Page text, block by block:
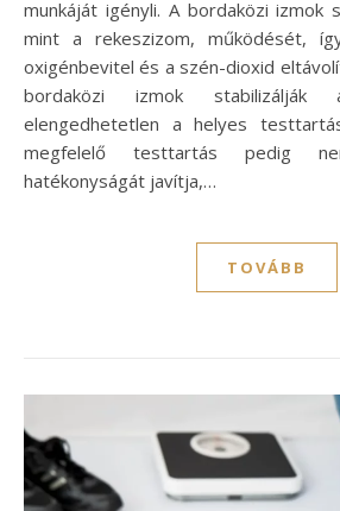
munkáját igényli. A bordaközi izmok
mint a rekeszizom, működését,
oxigénbevitel és a szén-dioxid
bordaközi izmok
elengedhetetlen a helyes
megfelelő testtartás pedig
hatékonyságát javítja,…
TOVÁBB